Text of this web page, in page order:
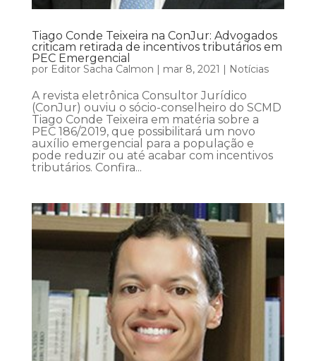
Tiago Conde Teixeira na ConJur: Advogados
criticam retirada de incentivos tributários em
PEC Emergencial
por Editor Sacha Calmon | mar 8, 2021 | Notícias
A revista eletrônica Consultor Jurídico
(ConJur) ouviu o sócio-conselheiro do SCMD
Tiago Conde Teixeira em matéria sobre a
PEC 186/2019, que possibilitará um novo
auxílio emergencial para a população e
pode reduzir ou até acabar com incentivos
tributários. Confira...